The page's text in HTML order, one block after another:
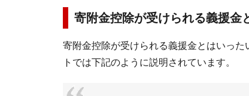
寄附金控除が受けられる義援金
寄附金控除が受けられる義援金とはいっ
トでは下記のように説明されています。